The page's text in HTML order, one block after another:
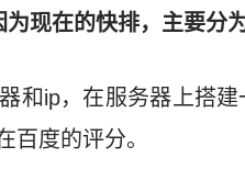
现在的快排，主要分
和ip，在服务器上搭
百度的评分。